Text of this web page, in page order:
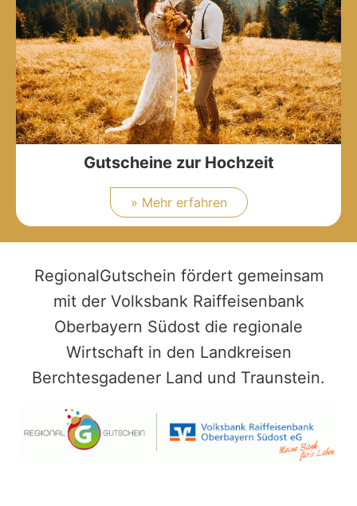
Gutscheine zur Hochzeit
» Mehr erfahren
RegionalGutschein fördert gemeinsam
mit der Volksbank Raiffeisenbank
Oberbayern Südost die regionale
Wirtschaft in den Landkreisen
Berchtesgadener Land und Traunstein.